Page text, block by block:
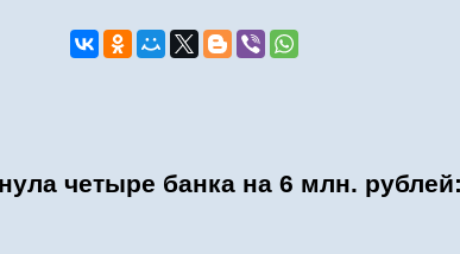
четыре банка на 6 млн.